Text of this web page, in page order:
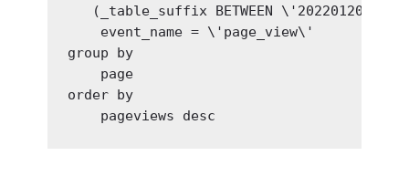
(_table_suffix BETWEEN \'20220120\'
    event_name = \'page_view\'
group by
    page
order by
    pageviews desc